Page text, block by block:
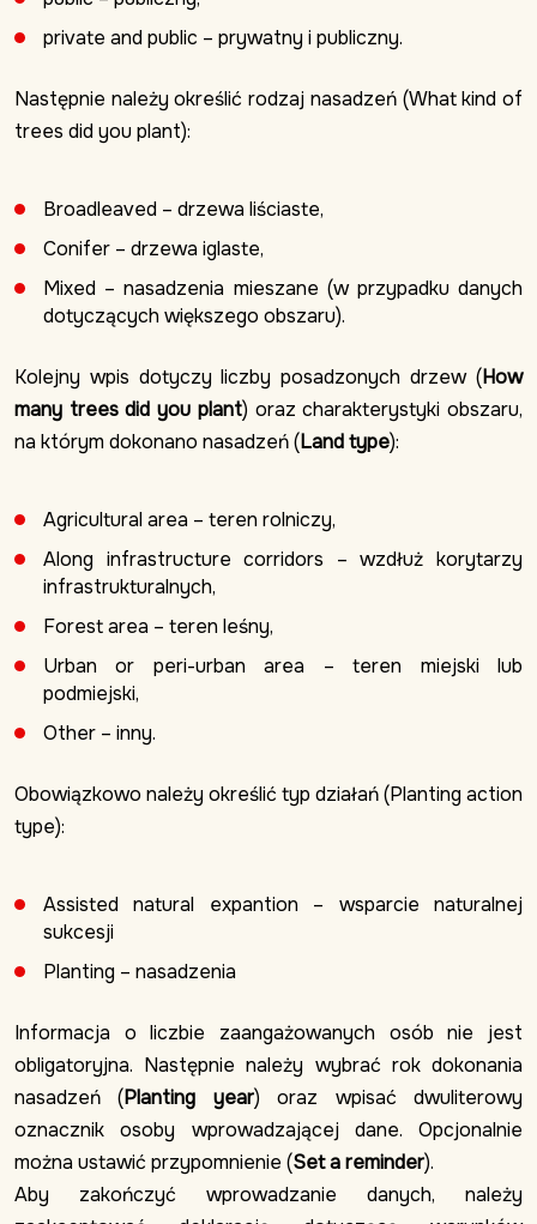
private and public – prywatny i publiczny.
Następnie należy określić rodzaj nasadzeń (What kind of
trees did you plant):
Broadleaved – drzewa liściaste,
Conifer – drzewa iglaste,
Mixed – nasadzenia mieszane (w przypadku danych
dotyczących większego obszaru).
Kolejny wpis dotyczy liczby posadzonych drzew (How
many trees did you plant) oraz charakterystyki obszaru,
na którym dokonano nasadzeń (Land type):
Agricultural area – teren rolniczy,
Along infrastructure corridors – wzdłuż korytarzy
infrastrukturalnych,
Forest area – teren leśny,
Urban or peri-urban area – teren miejski lub
podmiejski,
Other – inny.
Obowiązkowo należy określić typ działań (Planting action
type):
Assisted natural expantion – wsparcie naturalnej
sukcesji
Planting – nasadzenia
Informacja o liczbie zaangażowanych osób nie jest
obligatoryjna. Następnie należy wybrać rok dokonania
nasadzeń (Planting year) oraz wpisać dwuliterowy
oznacznik osoby wprowadzającej dane. Opcjonalnie
można ustawić przypomnienie (Set a reminder).
Aby zakończyć wprowadzanie danych, należy